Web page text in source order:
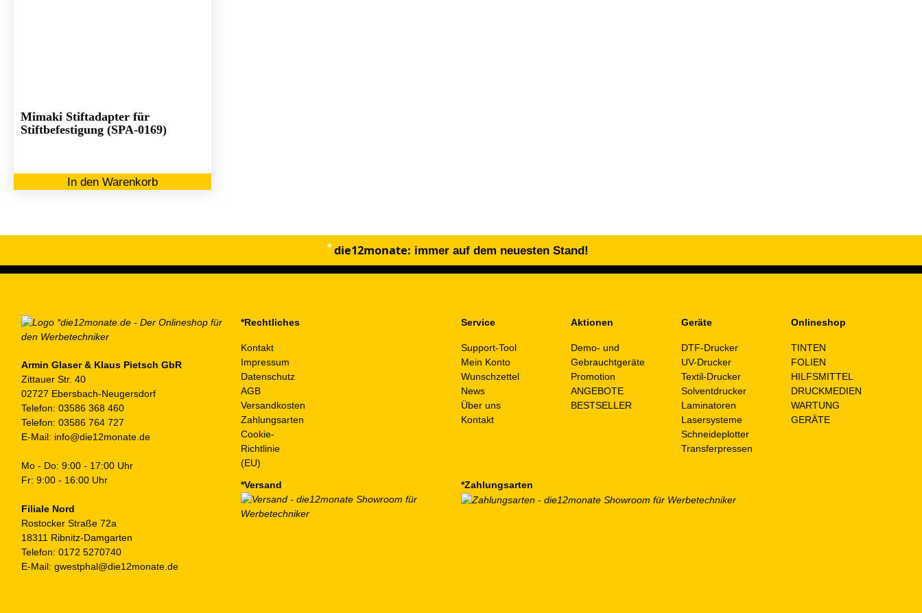
Mimaki Stiftadapter für
Stiftbefestigung (SPA-0169)
In den Warenkorb
die12monate: immer auf dem neuesten Stand!
Armin Glaser & Klaus Pietsch GbR
Zittauer Str. 40
02727 Ebersbach-Neugersdorf
Telefon: 03586 368 460
Telefon: 03586 764 727
E-Mail: info@die12monate.de
Mo - Do: 9:00 - 17:00 Uhr
Fr: 9:00 - 16:00 Uhr
Filiale Nord
Rostocker Straße 72a
18311 Ribnitz-Damgarten
Telefon: 0172 5270740
E-Mail: gwestphal@die12monate.de
*Rechtliches
Kontakt
Impressum
Datenschutz
AGB
Versandkosten
Zahlungsarten
Cookie-
Richtlinie
(EU)
*Versand
Service
Support-Tool
Mein Konto
Wunschzettel
News
Über uns
Kontakt
Aktionen
Demo- und
Gebrauchtgeräte
Promotion
ANGEBOTE
BESTSELLER
Geräte
DTF-Drucker
UV-Drucker
Textil-Drucker
Solventdrucker
Laminatoren
Lasersysteme
Schneideplotter
Transferpressen
Onlineshop
TINTEN
FOLIEN
HILFSMITTEL
DRUCKMEDIEN
WARTUNG
GERÄTE
*Zahlungsarten